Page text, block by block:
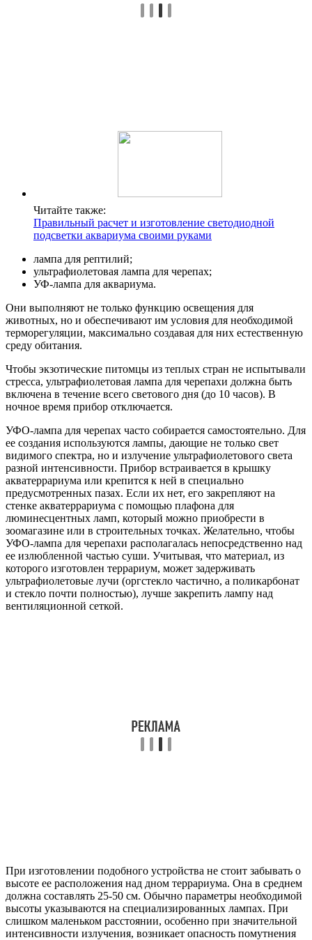
Читайте также:
Правильный расчет и изготовление светодиодной
подсветки аквариума своими руками
лампа для рептилий;
ультрафиолетовая лампа для черепах;
УФ-лампа для аквариума.
Они выполняют не только функцию освещения для
животных, но и обеспечивают им условия для необходимой
терморегуляции, максимально создавая для них естественную
среду обитания.
Чтобы экзотические питомцы из теплых стран не испытывали
стресса, ультрафиолетовая лампа для черепахи должна быть
включена в течение всего светового дня (до 10 часов). В
ночное время прибор отключается.
УФО-лампа для черепах часто собирается самостоятельно. Для
ее создания используются лампы, дающие не только свет
видимого спектра, но и излучение ультрафиолетового света
разной интенсивности. Прибор встраивается в крышку
акватеррариума или крепится к ней в специально
предусмотренных пазах. Если их нет, его закрепляют на
стенке акватеррариума с помощью плафона для
люминесцентных ламп, который можно приобрести в
зоомагазине или в строительных точках. Желательно, чтобы
УФО-лампа для черепахи располагалась непосредственно над
ее излюбленной частью суши. Учитывая, что материал, из
которого изготовлен террариум, может задерживать
ультрафиолетовые лучи (оргстекло частично, а поликарбонат
и стекло почти полностью), лучше закрепить лампу над
вентиляционной сеткой.
При изготовлении подобного устройства не стоит забывать о
высоте ее расположения над дном террариума. Она в среднем
должна составлять 25-50 см. Обычно параметры необходимой
высоты указываются на специализированных лампах. При
слишком маленьком расстоянии, особенно при значительной
интенсивности излучения, возникает опасность помутнения